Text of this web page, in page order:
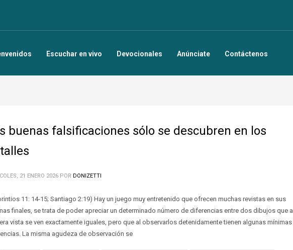
Escuchar en vivo Devocionales Anúnciate Contáctenos
buenas falsificaciones sólo se descubren en los
21 ENERO 2026 POR DONIZETTI
11: 14-15; Santiago 2:19) Hay un juego muy entretenido que ofrecen muchas revistas en sus
finales, se trata de poder apreciar un determinado número de diferencias entre dos dibujos que a
vista se ven exactamente iguales, pero que al observarlos detenidamente tienen algunas mínimas
La misma agudeza de observación se